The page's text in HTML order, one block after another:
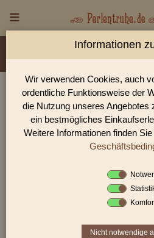
Material/Glassorte Sorte/Form
Größen
Lochdurchmesser
Perlen Shop für
In unserem Perlen Shop finden sie
Oliven flach und viele
Sie befinden sich in
gedrückte Perlen|
Informationen
Wir verwenden Cookies, auch
ordentliche Funktionsweise der
die Nutzung unseres Angebotes
ein bestmögliches
Weitere Informationen finden
Nicht notwendige